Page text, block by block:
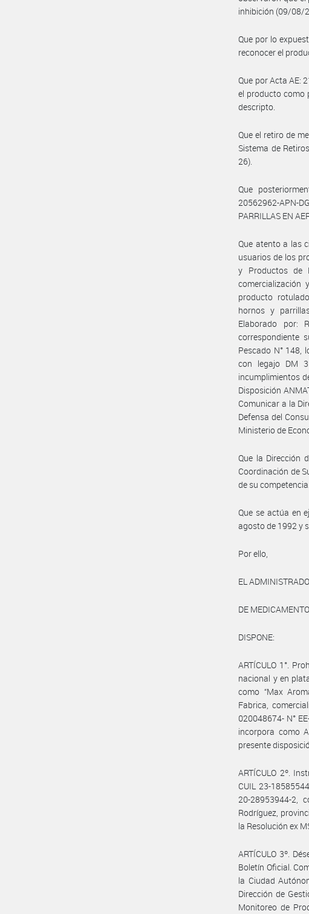
inhibición (09/08/
Que por lo
reconocer el
Que por Acta AE:
el producto como
descripto.
Que el retiro de
Sistema de
26).
Que
20562962-APN-
PARRILLAS EN
Que atento a las
usuarios de los
y Productos de
comercialización
producto
hornos y
Elaborado por:
correspondiente
Pescado N° 148,
con legajo DM
incumplimientos
Disposición
Comunicar a la
Defensa del
Ministerio de
Que la Dirección
Coordinación de
de su competencia.
Que se actúa en
agosto de 1992 y
Por ello,
EL
DE
DISPONE:
ARTÍCULO 1°.
nacional y en
como “Max
Fabrica,
020048674- N°
incorpora como
presente
ARTÍCULO 2º.
CUIL 23-
20-28953944-2,
Rodríguez,
la Resolución ex
ARTÍCULO 3º.
Boletín Oficial.
la Ciudad
Dirección de
Monitoreo de